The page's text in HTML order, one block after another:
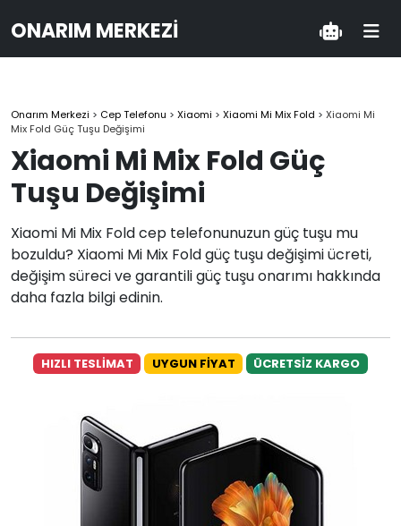
ONARIM MERKEZI
Onarım Merkezi > Cep Telefonu > Xiaomi > Xiaomi Mi Mix Fold > Xiaomi Mi
Mix Fold Güç Tuşu Değişimi
Xiaomi Mi Mix Fold Güç
Tuşu Değişimi
Xiaomi Mi Mix Fold cep telefonunuzun güç tuşu mu
bozuldu? Xiaomi Mi Mix Fold güç tuşu değişimi ücreti,
değişim süreci ve garantili güç tuşu onarımı hakkında
daha fazla bilgi edinin.
HIZLI TESLİMAT UYGUN FİYAT ÜCRETSİZ KARGO